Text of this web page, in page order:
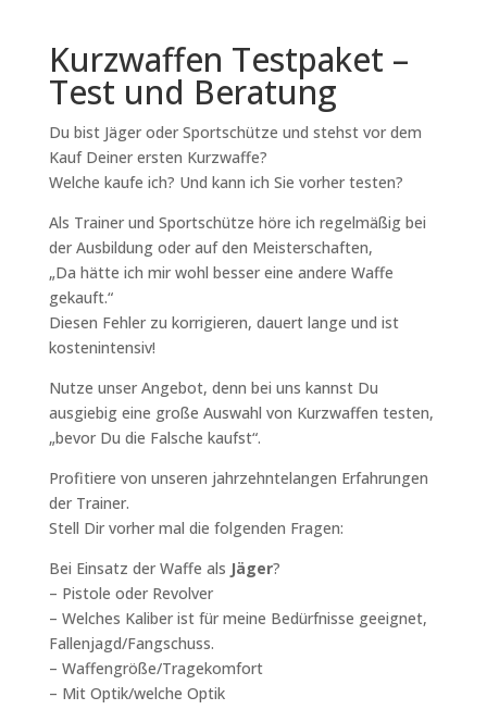
Kurzwaffen Testpaket –
Test und Beratung
Du bist Jäger oder Sportschütze und stehst vor dem
Kauf Deiner ersten Kurzwaffe?
Welche kaufe ich? Und kann ich Sie vorher testen?
Als Trainer und Sportschütze höre ich regelmäßig bei
der Ausbildung oder auf den Meisterschaften,
„Da hätte ich mir wohl besser eine andere Waffe
gekauft.“
Diesen Fehler zu korrigieren, dauert lange und ist
kostenintensiv!
Nutze unser Angebot, denn bei uns kannst Du
ausgiebig eine große Auswahl von Kurzwaffen testen,
„bevor Du die Falsche kaufst“.
Profitiere von unseren jahrzehntelangen Erfahrungen
der Trainer.
Stell Dir vorher mal die folgenden Fragen:
Bei Einsatz der Waffe als Jäger?
– Pistole oder Revolver
– Welches Kaliber ist für meine Bedürfnisse geeignet,
Fallenjagd/Fangschuss.
– Waffengröße/Tragekomfort
– Mit Optik/welche Optik